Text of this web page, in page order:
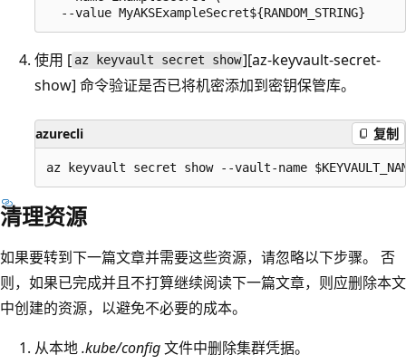
使用 [ az keyvault secret show][az-keyvault-secret-
show] 命令验证是否已将机密添加到密钥保管库。
azurecli 复制
清理资源
如果要转到下一篇文章并需要这些资源，请忽略以下步骤。 否
则，如果已完成并且不打算继续阅读下一篇文章，则应删除本文
中创建的资源，以避免不必要的成本。
从本地.kube/config文件中删除集群凭据。